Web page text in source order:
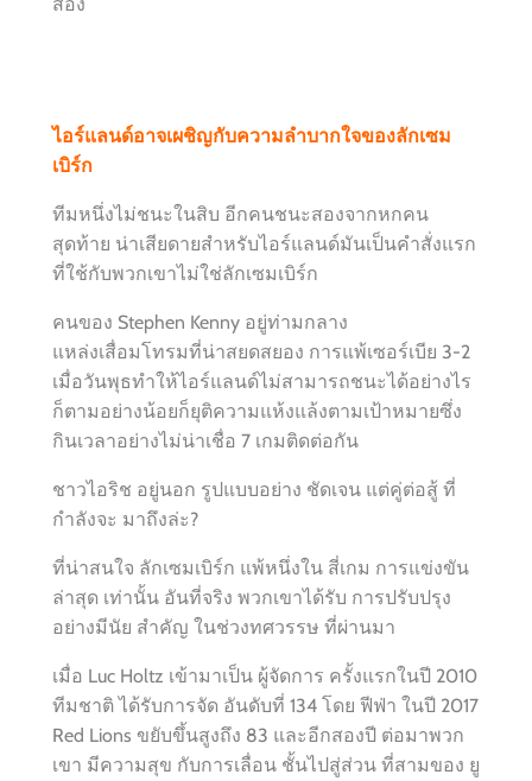
ไอร์แลนด์อาจเผชิญกับความลำบากใจของลักเซม
เบิร์ก
ทีมหนึ่งไม่ชนะในสิบ อีกคนชนะสองจากหกคน
สุดท้าย น่าเสียดายสำหรับไอร์แลนด์มันเป็นคำสั่งแรก
ที่ใช้กับพวกเขาไม่ใช่ลักเซมเบิร์ก
คนของ Stephen Kenny อยู่ท่ามกลาง
แหล่งเสื่อมโทรมที่น่าสยดสยอง การแพ้เซอร์เบีย 3-2
เมื่อวันพุธทำให้ไอร์แลนด์ไม่สามารถชนะได้อย่างไร
ก็ตามอย่างน้อยก็ยุติความแห้งแล้งตามเป้าหมายซึ่ง
กินเวลาอย่างไม่น่าเชื่อ 7 เกมติดต่อกัน
ชาวไอริช อยู่นอก รูปแบบอย่าง ชัดเจน แต่คู่ต่อสู้ ที่
กำลังจะ มาถึงล่ะ?
ที่น่าสนใจ ลักเซมเบิร์ก แพ้หนึ่งใน สี่เกม การแข่งขัน
ล่าสุด เท่านั้น อันที่จริง พวกเขาได้รับ การปรับปรุง
อย่างมีนัย สำคัญ ในช่วงทศวรรษ ที่ผ่านมา
เมื่อ Luc Holtz เข้ามาเป็น ผู้จัดการ ครั้งแรกในปี 2010
ทีมชาติ ได้รับการจัด อันดับที่ 134 โดย ฟีฟ่า ในปี 2017
Red Lions ขยับขึ้นสูงถึง 83 และอีกสองปี ต่อมาพวก
เขา มีความสุข กับการเลื่อน ชั้นไปสู่ส่วน ที่สามของ ยู